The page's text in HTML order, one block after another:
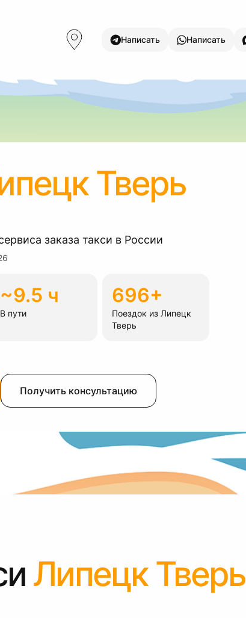
Написать Написать
Тверь
заказа такси в России
~9.5 ч
В пути
696+
Поездок из Липецк
Тверь
Получить консультацию
Липецк Тверь